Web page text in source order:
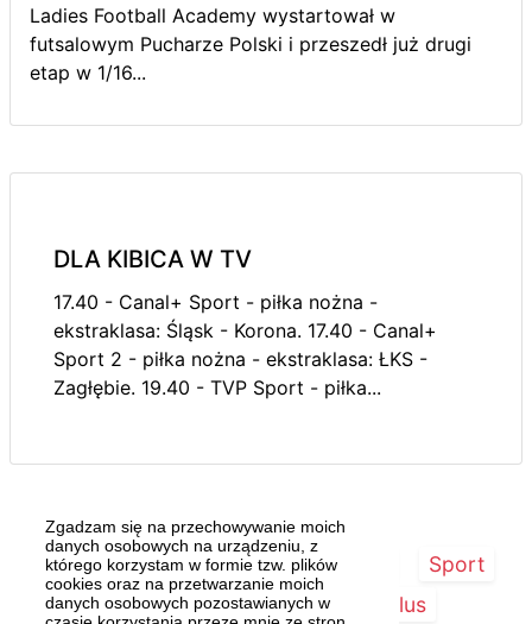
Zgadzam się na przechowywanie moich
danych osobowych na urządzeniu, z
którego korzystam w formie tzw. plików
cookies oraz na przetwarzanie moich
danych osobowych pozostawianych w
Ladies Football Academy wystartował w
futsalowym Pucharze Polski i przeszedł już drugi
etap w 1/16...
DLA KIBICA W TV
17.40 - Canal+ Sport - piłka nożna -
ekstraklasa: Śląsk - Korona. 17.40 - Canal+
Sport 2 - piłka nożna - ekstraklasa: ŁKS -
Zagłębie. 19.40 - TVP Sport - piłka...
Strona główna Szczecin/Region
Sport
Kultura
Kurier Plus